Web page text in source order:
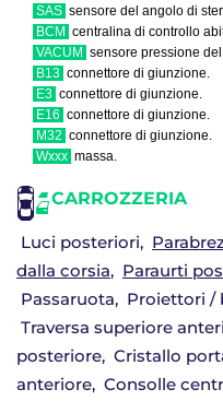
SAS sensore del angolo di
BCM centralina di controllo
VACUM sensore pressione
B13 connettore di giunzione.
E3 connettore di giunzione.
E16 connettore di giunzione.
M32 connettore di giunzione.
Wxxx massa.
CARROZZERIA
Luci posteriori
dalla corsia
Paraurti
Passaruota
Proiettori /
Traversa superiore
posteriore Cristallo
anteriore Consolle